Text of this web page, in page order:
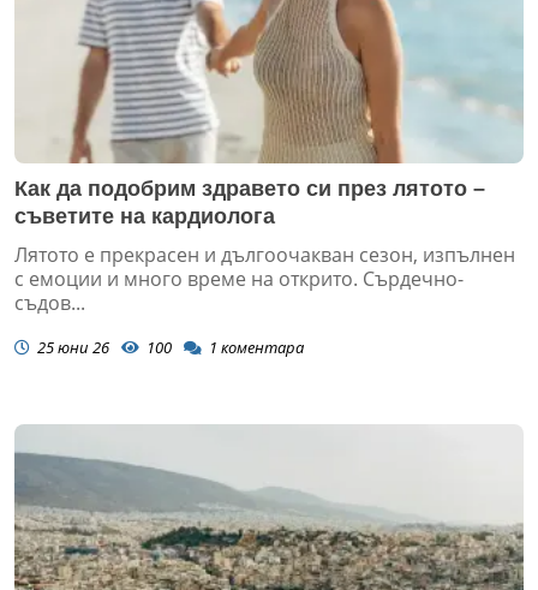
Как да подобрим здравето си през лятото –
съветите на кардиолога
Лятото е прекрасен и дългоочакван сезон, изпълнен
с емоции и много време на открито. Сърдечно-
съдов...
25 юни 26 100 1 коментара